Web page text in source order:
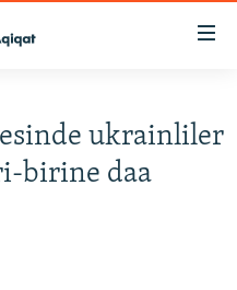
ukrainliler
birine daa